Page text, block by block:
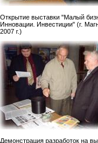
Открытие выставки "Малый
Инновации. Инвестиции" (г.
2007 г.)
Демонстрация разработок на